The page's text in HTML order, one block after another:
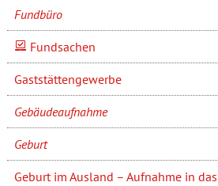
Fundbüro
Fundsachen
Gaststättengewerbe
Gebäudeaufnahme
Geburt
Geburt im Ausland – Aufnahme in